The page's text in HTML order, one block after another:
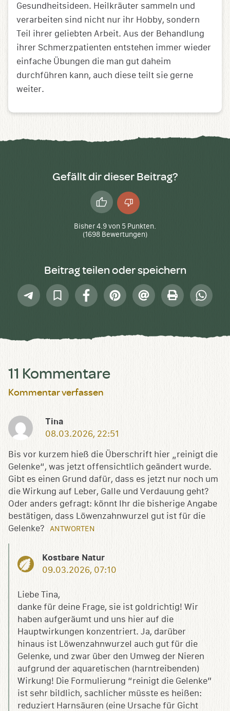
Gesundheitsideen. Heilkräuter sammeln und
verarbeiten sind nicht nur ihr Hobby, sondern
Teil ihrer geliebten Arbeit. Aus der Behandlung
ihrer Schmerzpatienten entstehen immer wieder
einfache Übungen die man gut daheim
durchführen kann, auch diese teilt sie gerne
weiter.
Gefällt dir dieser Beitrag?
Daumen
hoch
Daumen
runter
Bisher4.9von 5 Punkten.
(1698 Bewertungen)
Beitrag teilen oder speichern
Telegram
In
Sammlung
FacebookPinterest
E-
Mail
Drucken
11 Kommentare
Kommentar verfassen
Tina
08.03.2026, 22:51
Bis vor kurzem hieß die Überschrift hier „reinigt die
Gelenke“, was jetzt offensichtlich geändert wurde.
Gibt es einen Grund dafür, dass es jetzt nur noch um
die Wirkung auf Leber, Galle und Verdauung geht?
Oder anders gefragt: könnt Ihr die bisherige Angabe
bestätigen, dass Löwenzahnwurzel gut ist für die
Gelenke?
ANTWORTEN
Kostbare Natur
09.03.2026, 07:10
Liebe Tina,
danke für deine Frage, sie ist goldrichtig! Wir
haben aufgeräumt und uns hier auf die
Hauptwirkungen konzentriert. Ja, darüber
hinaus ist Löwenzahnwurzel auch gut für die
Gelenke, und zwar über den Umweg der Nieren
aufgrund der aquaretischen (harntreibenden)
Wirkung! Die Formulierung “reinigt die Gelenke”
ist sehr bildlich, sachlicher müsste es heißen:
reduziert Harnsäuren (eine Ursache für Gicht